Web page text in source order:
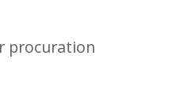
procuration